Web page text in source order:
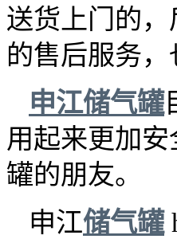
送货上门的
的售后服务
申江储气罐
用起来更加
罐的朋友。
申江储气罐